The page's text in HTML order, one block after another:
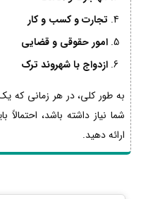
تجارت و کسب و کار
امور حقوقی و قضایی
ازدواج با شهروند ترک
به طور کلی، در هر زمانی که
شما نیاز داشته باشد،
ارائه دهید.